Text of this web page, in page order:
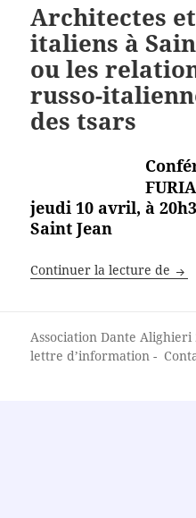
Architectes
italiens à
ou les
russo-
des tsars
FURIA
jeudi 10 avril, à
Saint Jean
Continuer la lecture de
Association Dante Alighieri
lettre d’information -